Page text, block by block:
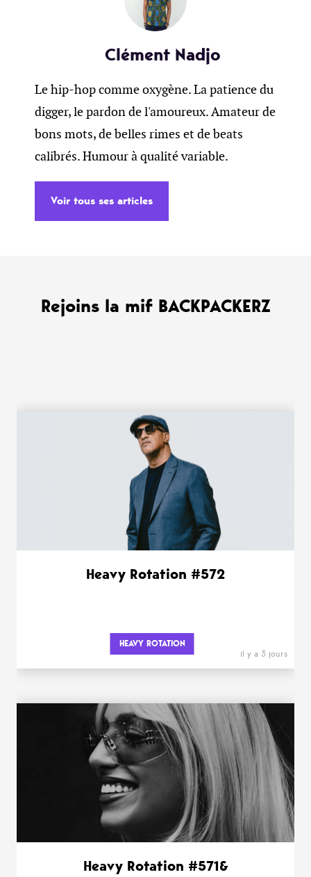
Clément Nadjo
Le hip-hop comme oxygène. La patience du
digger, le pardon de l'amoureux. Amateur de
bons mots, de belles rimes et de beats
calibrés. Humour à qualité variable.
Voir tous ses articles
Rejoins la mif BACKPACKERZ
WANT MORE ?
Heavy Rotation #572
HEAVY ROTATION
il y a 3 jours
Heavy Rotation #571&